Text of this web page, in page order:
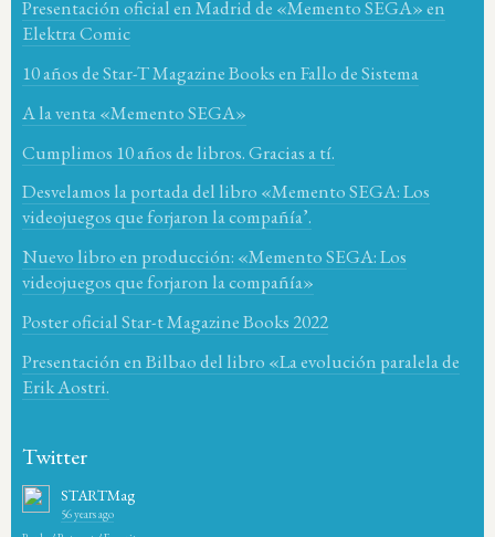
Presentación oficial en Madrid de «Memento SEGA» en
Elektra Comic
10 años de Star-T Magazine Books en Fallo de Sistema
A la venta «Memento SEGA»
Cumplimos 10 años de libros. Gracias a tí.
Desvelamos la portada del libro «Memento SEGA: Los
videojuegos que forjaron la compañía’.
Nuevo libro en producción: «Memento SEGA: Los
videojuegos que forjaron la compañía»
Poster oficial Star-t Magazine Books 2022
Presentación en Bilbao del libro «La evolución paralela de
Erik Aostri.
Twitter
STARTMag
56 years ago